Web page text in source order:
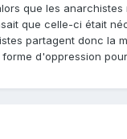
que les
que celle-ci était
partagent donc la
d'oppression